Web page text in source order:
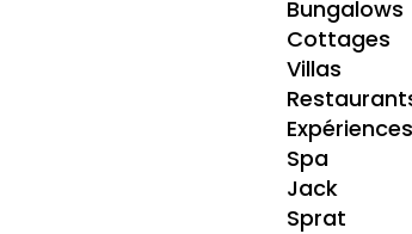
Bungalows
Cottages
Villas
Spa
Jack
Sprat